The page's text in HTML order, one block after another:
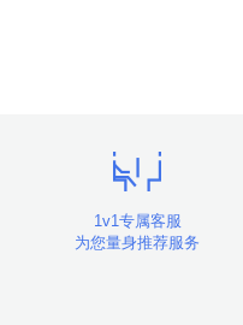
1v1专属客服
为您量身推荐服务